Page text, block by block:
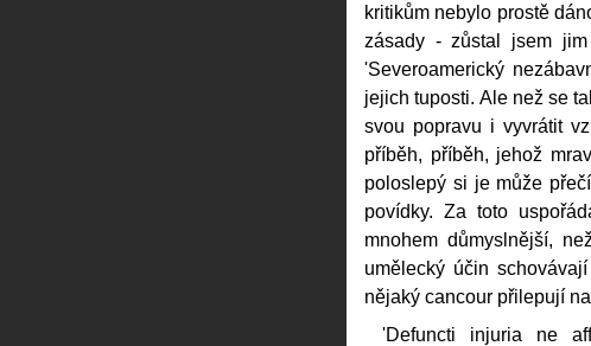
kritikům nebylo prostě
zásady - zůstal jsem
'Severoamerický
jejich tuposti. Ale než se
svou popravu i vyvrátit
příběh, příběh, jehož
poloslepý si je může
povídky. Za toto
mnohem důmyslnější,
umělecký účin
nějaký cancour přilepují
'Defuncti injuria ne